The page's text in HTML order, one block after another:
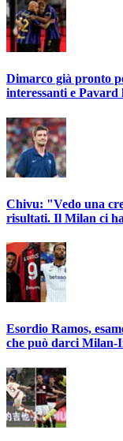
Dimarco già pronto
interessanti e
Chivu: "Vedo una
risultati. Il Milan ci
Esordio Ramos,
che può darci Milan-